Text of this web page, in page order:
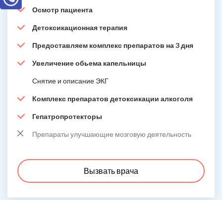
Осмотр пациента
Детоксикационная терапия
Предоставляем комплекс препаратов на 3 дня
Увеличение обьема капельницы
Снятие и описание ЭКГ
Комплекс препаратов детоксикации алкоголя
Гепатропротекторы
Препараты улучшающие мозговую деятельность
Вызвать врача